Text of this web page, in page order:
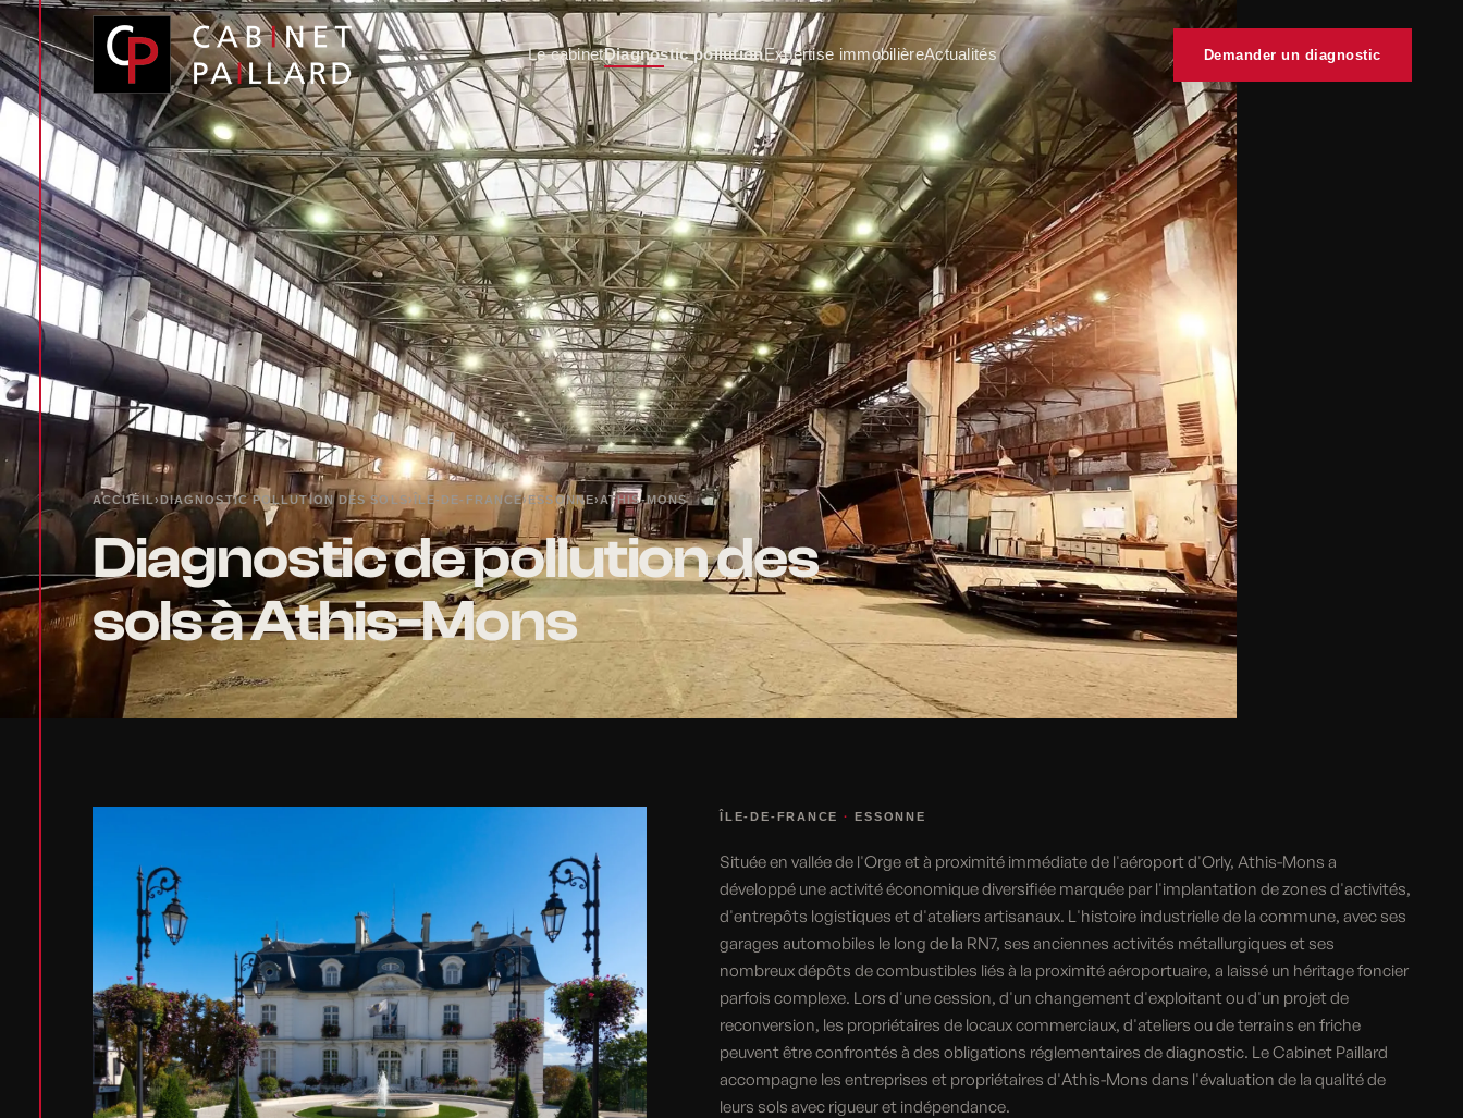
Le cabinetDiagnostic pollutionExpertise immobilièreActualités Demander un diagnostic
ACCUEIL›DIAGNOSTIC POLLUTION DES SOLS› ÎLE-DE-FRANCE› ESSONNE›ATHIS-MONS
Diagnostic de pollution des
sols à Athis-Mons
ÎLE-DE-FRANCE ·ESSONNE
Située en vallée de l'Orge et à proximité immédiate de l'aéroport d'Orly, Athis-Mons a
développé une activité économique diversifiée marquée par l'implantation de zones d'activités,
d'entrepôts logistiques et d'ateliers artisanaux. L'histoire industrielle de la commune, avec ses
garages automobiles le long de la RN7, ses anciennes activités métallurgiques et ses
nombreux dépôts de combustibles liés à la proximité aéroportuaire, a laissé un héritage foncier
parfois complexe. Lors d'une cession, d'un changement d'exploitant ou d'un projet de
reconversion, les propriétaires de locaux commerciaux, d'ateliers ou de terrains en friche
peuvent être confrontés à des obligations réglementaires de diagnostic. Le Cabinet Paillard
accompagne les entreprises et propriétaires d'Athis-Mons dans l'évaluation de la qualité de
leurs sols avec rigueur et indépendance.
Panneau de gestion des cookies